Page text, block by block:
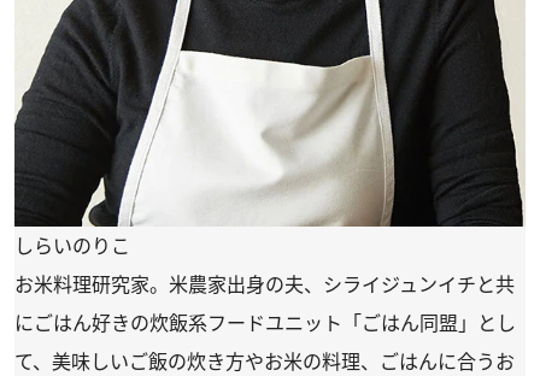
しらいのりこ
お米料理研究家。米農家出身の夫、シライジュンイチと共
にごはん好きの炊飯系フードユニット「ごはん同盟」とし
て、美味しいご飯の炊き方やお米の料理、ごはんに合うお